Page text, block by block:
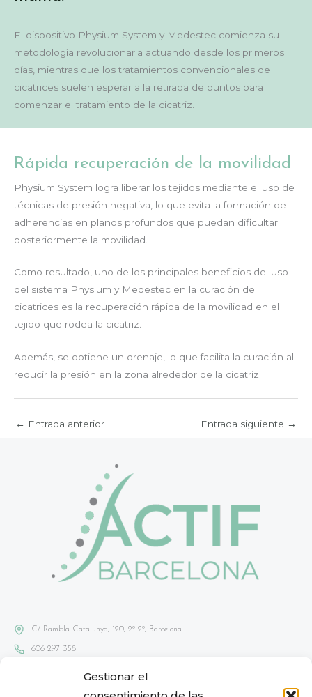
Gestionar el
El dispositivo Physium System y Medestec comienza su
metodología revolucionaria actuando desde los primeros
días, mientras que los tratamientos convencionales de
cicatrices suelen esperar a la retirada de puntos para
comenzar el tratamiento de la cicatriz.
Rápida recuperación de la movilidad
Physium System logra liberar los tejidos mediante el uso de
técnicas de presión negativa, lo que evita la formación de
adherencias en planos profundos que puedan dificultar
posteriormente la movilidad.
Como resultado, uno de los principales beneficios del uso
del sistema Physium y Medestec en la curación de
cicatrices es la recuperación rápida de la movilidad en el
tejido que rodea la cicatriz.
Además, se obtiene un drenaje, lo que facilita la curación al
reducir la presión en la zona alrededor de la cicatriz.
← Entrada anterior Entrada siguiente →
C/ Rambla Catalunya, 120, 2º 2º, Barcelona
606 297 358